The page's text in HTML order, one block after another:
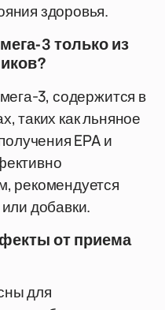
здоровья.
3 только из
3, содержится в
таких как льняное
EPA и
рекомендуется
добавки.
от приема
для